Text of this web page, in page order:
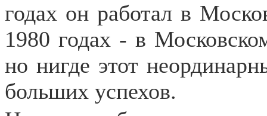
годах он работал в
1980 годах - в
но нигде этот
больших успехов.